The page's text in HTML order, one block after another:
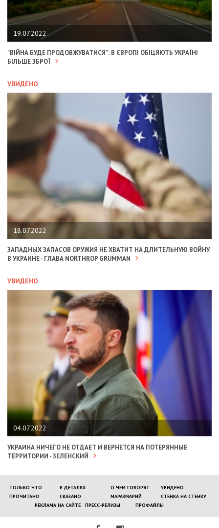
19.07.2022
"ВІЙНА БУДЕ ПРОДОВЖУВАТИСЯ": В ЄВРОПІ ОБІЦЯЮТЬ УКРАЇНІ
БІЛЬШЕ ЗБРОЇ
УВИДЕНО
18.07.2022
ЗАПАДНЫХ ЗАПАСОВ ОРУЖИЯ НЕ ХВАТИТ НА ДЛИТЕЛЬНУЮ ВОЙНУ
В УКРАИНЕ - ГЛАВА NORTHROP GRUMMAN
УВИДЕНО
04.07.2022
УКРАИНА НИЧЕГО НЕ ОТДАЕТ И ВЕРНЕТСЯ НА ПОТЕРЯННЫЕ
ТЕРРИТОРИИ - ЗЕЛЕНСКИЙ
ТОЛЬКО ЧТО В ДЕТАЛЯХ О ЧЕМ ГОВОРЯТ
УВИДЕНО
ПРОЧИТАНО
СКАЗАНО МАРАЗМАРИЙ
СТЕНКА НА СТЕНКУ
РЕКЛАМА НА САЙТЕ
ПРЕСС-РЕЛИЗЫ ПРОФАЙЛЫ